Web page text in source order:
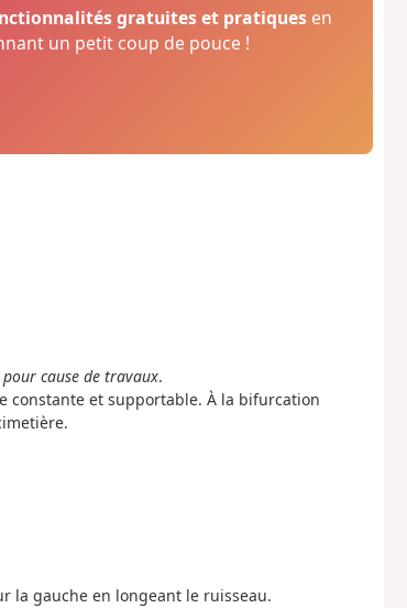
gratuites et pratiques en
un petit coup de pouce !
cause de travaux.
constante et supportable. À la bifurcation
la gauche en longeant le ruisseau.